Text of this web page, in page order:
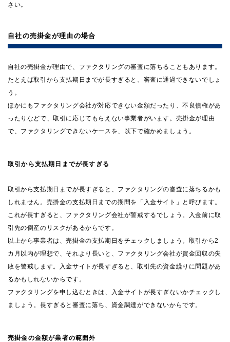
さい。
自社の売掛金が理由の場合
自社の売掛金が理由で、ファクタリングの審査に落ちることもあります。
たとえば取引から支払期日までが長すぎると、審査に通過できないでしょ
う。
ほかにもファクタリング会社が対応できない金額だったり、不良債権があ
ったりなどで、取引に応じてもらえない事業者がいます。売掛金が理由
で、ファクタリングできないケースを、以下で確かめましょう。
取引から支払期日までが長すぎる
取引から支払期日までが長すぎると、ファクタリングの審査に落ちるかも
しれません。売掛金の支払期日までの期間を「入金サイト」と呼びます。
これが長すぎると、ファクタリング会社が警戒するでしょう。入金前に取
引先の倒産のリスクがあるからです。
以上から事業者は、売掛金の支払期日をチェックしましょう。取引から2
カ月以内が理想で、それより長いと、ファクタリング会社が資金回収の失
敗を警戒します。入金サイトが長すぎると、取引先の資金繰りに問題があ
るかもしれないからです。
ファクタリングを申し込むときは、入金サイトが長すぎないかチェックし
ましょう。長すぎると審査に落ち、資金調達ができないからです。
売掛金の金額が業者の範囲外